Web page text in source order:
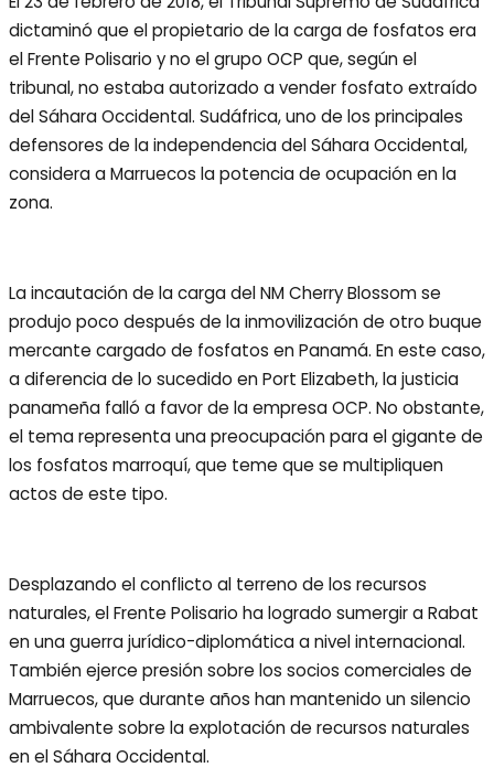
dictaminó que el propietario de la carga de fosfatos era
el Frente Polisario y no el grupo OCP que, según el
tribunal, no estaba autorizado a vender fosfato extraído
del Sáhara Occidental. Sudáfrica, uno de los principales
defensores de la independencia del Sáhara Occidental,
considera a Marruecos la potencia de ocupación en la
zona.
La incautación de la carga del NM Cherry Blossom se
produjo poco después de la inmovilización de otro buque
mercante cargado de fosfatos en Panamá. En este caso,
a diferencia de lo sucedido en Port Elizabeth, la justicia
panameña falló a favor de la empresa OCP. No obstante,
el tema representa una preocupación para el gigante de
los fosfatos marroquí, que teme que se multipliquen
actos de este tipo.
Desplazando el conflicto al terreno de los recursos
naturales, el Frente Polisario ha logrado sumergir a Rabat
en una guerra jurídico-diplomática a nivel internacional.
También ejerce presión sobre los socios comerciales de
Marruecos, que durante años han mantenido un silencio
ambivalente sobre la explotación de recursos naturales
en el Sáhara Occidental.